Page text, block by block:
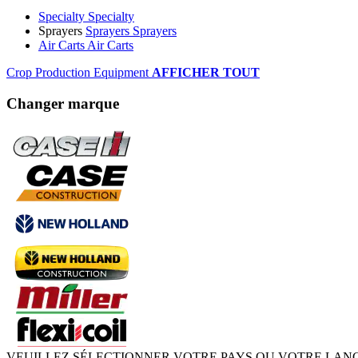
Specialty Specialty
Sprayers Sprayers Sprayers
Air Carts Air Carts
Crop Production Equipment AFFICHER TOUT
Changer marque